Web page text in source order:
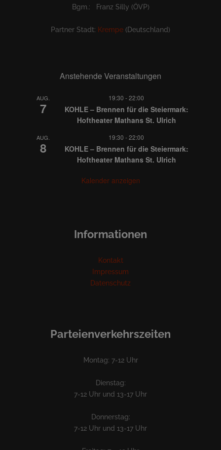
Bgm.: Franz Silly (ÖVP)
Partner Stadt: Krempe (Deutschland)
Anstehende Veranstaltungen
AUG.
7
19:30 -22:00
KOHLE – Brennen für die Steiermark:
Hoftheater Mathans St. Ulrich
AUG.
8
19:30 -22:00
KOHLE – Brennen für die Steiermark:
Hoftheater Mathans St. Ulrich
Kalender anzeigen
Informationen
Kontakt
Impressum
Datenschutz
Parteienverkehrszeiten
Montag: 7-12 Uhr
Dienstag:
7-12 Uhr und 13-17 Uhr
Donnerstag:
7-12 Uhr und 13-17 Uhr